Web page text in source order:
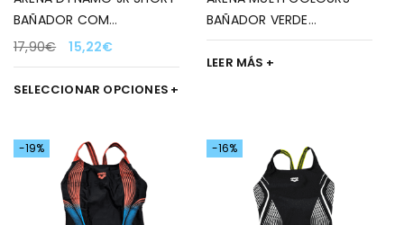
BAÑADOR COM
TURQUESA/AMARILLO 802
PARA NIÑO
17,90€ 15,22€
SELECCIONAR OPCIONES
BAÑADOR VERDE
AGUA/ROSA 509 PARA
NIÑA
LEER MÁS
-19% -16%